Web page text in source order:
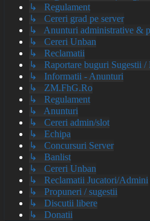
↳ Regulament
↳ Cereri grad pe server
↳ Anunturi administrative &
↳ Cereri Unban
↳ Reclamatii
↳ Raportare buguri Sugestii /
↳ Informatii - Anunturi
↳ ZM.FhG.Ro
↳ Regulament
↳ Anunturi
↳ Cereri admin/slot
↳ Echipa
↳ Concursuri Server
↳ Banlist
↳ Cereri Unban
↳ Reclamatii Jucatori/Admini
↳ Propuneri / sugestii
↳ Discutii libere
↳ Donatii